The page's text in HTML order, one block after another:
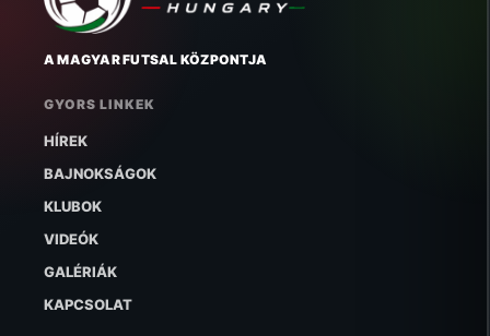
A MAGYAR FUTSAL KÖZPONTJA
GYORS LINKEK
HÍREK
BAJNOKSÁGOK
KLUBOK
VIDEÓK
GALÉRIÁK
KAPCSOLAT